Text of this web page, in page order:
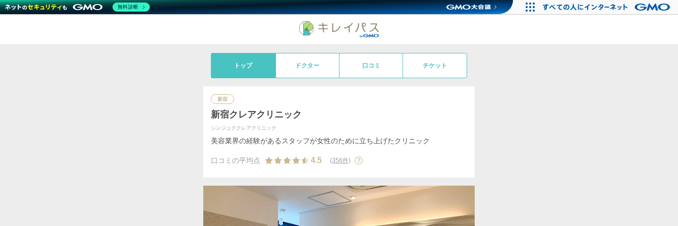
トップ ドクター 口コミ チケット
新宿
新宿クレアクリニック
シンジュククレアクリニック
美容業界の経験があるスタッフが女性のために立ち上げたクリニック
口コミの平均点 4.5 (356件)
無料診断